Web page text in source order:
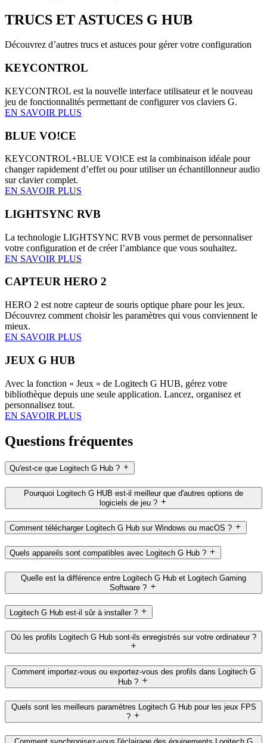
TRUCS ET ASTUCES G HUB
Découvrez d’autres trucs et astuces pour gérer votre configuration
KEYCONTROL
KEYCONTROL est la nouvelle interface utilisateur et le nouveau
jeu de fonctionnalités permettant de configurer vos claviers G.
EN SAVOIR PLUS
BLUE VO!CE
KEYCONTROL+BLUE VO!CE est la combinaison idéale pour
changer rapidement d’effet ou pour utiliser un échantillonneur audio
sur clavier complet.
EN SAVOIR PLUS
LIGHTSYNC RVB
La technologie LIGHTSYNC RVB vous permet de personnaliser
votre configuration et de créer l’ambiance que vous souhaitez.
EN SAVOIR PLUS
CAPTEUR HERO 2
HERO 2 est notre capteur de souris optique phare pour les jeux.
Découvrez comment choisir les paramètres qui vous conviennent le
mieux.
EN SAVOIR PLUS
JEUX G HUB
Avec la fonction « Jeux » de Logitech G HUB, gérez votre
bibliothèque depuis une seule application. Lancez, organisez et
personnalisez tout.
EN SAVOIR PLUS
Questions fréquentes
Qu'est-ce que Logitech G Hub ?
Pourquoi Logitech G HUB est-il meilleur que d'autres options de
logiciels de jeu ?
Comment télécharger Logitech G Hub sur Windows ou macOS ?
Quels appareils sont compatibles avec Logitech G Hub ?
Quelle est la différence entre Logitech G Hub et Logitech Gaming
Software ?
Logitech G Hub est-il sûr à installer ?
Où les profils Logitech G Hub sont-ils enregistrés sur votre ordinateur ?
Comment importez-vous ou exportez-vous des profils dans Logitech G
Hub ?
Quels sont les meilleurs paramètres Logitech G Hub pour les jeux FPS
?